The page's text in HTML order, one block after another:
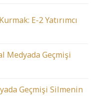
E-2 Yatırımcı
Medyada Geçmişi
Geçmişi Silmenin